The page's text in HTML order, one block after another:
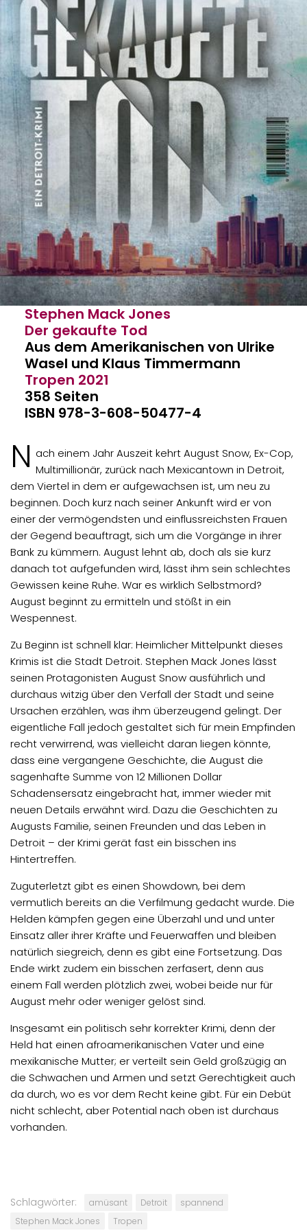
Stephen Mack Jones
Der gekaufte Tod
Aus dem Amerikanischen von Ulrike
Wasel und Klaus Timmermann
Tropen 2021
358 Seiten
ISBN 978-3-608-50477-4
N ach einem Jahr Auszeit kehrt August Snow, Ex-Cop,
Multimillionär, zurück nach Mexicantown in Detroit,
dem Viertel in dem er aufgewachsen ist, um neu zu
beginnen. Doch kurz nach seiner Ankunft wird er von
einer der vermögendsten und einflussreichsten Frauen
der Gegend beauftragt, sich um die Vorgänge in ihrer
Bank zu kümmern. August lehnt ab, doch als sie kurz
danach tot aufgefunden wird, lässt ihm sein schlechtes
Gewissen keine Ruhe. War es wirklich Selbstmord?
August beginnt zu ermitteln und stößt in ein
Wespennest.
Zu Beginn ist schnell klar: Heimlicher Mittelpunkt dieses
Krimis ist die Stadt Detroit. Stephen Mack Jones lässt
seinen Protagonisten August Snow ausführlich und
durchaus witzig über den Verfall der Stadt und seine
Ursachen erzählen, was ihm überzeugend gelingt. Der
eigentliche Fall jedoch gestaltet sich für mein Empfinden
recht verwirrend, was vielleicht daran liegen könnte,
dass eine vergangene Geschichte, die August die
sagenhafte Summe von 12 Millionen Dollar
Schadensersatz eingebracht hat, immer wieder mit
neuen Details erwähnt wird. Dazu die Geschichten zu
Augusts Familie, seinen Freunden und das Leben in
Detroit – der Krimi gerät fast ein bisschen ins
Hintertreffen.
Zuguterletzt gibt es einen Showdown, bei dem
vermutlich bereits an die Verfilmung gedacht wurde. Die
Helden kämpfen gegen eine Überzahl und und unter
Einsatz aller ihrer Kräfte und Feuerwaffen und bleiben
natürlich siegreich, denn es gibt eine Fortsetzung. Das
Ende wirkt zudem ein bisschen zerfasert, denn aus
einem Fall werden plötzlich zwei, wobei beide nur für
August mehr oder weniger gelöst sind.
Insgesamt ein politisch sehr korrekter Krimi, denn der
Held hat einen afroamerikanischen Vater und eine
mexikanische Mutter; er verteilt sein Geld großzügig an
die Schwachen und Armen und setzt Gerechtigkeit auch
da durch, wo es vor dem Recht keine gibt. Für ein Debüt
nicht schlecht, aber Potential nach oben ist durchaus
vorhanden.
Schlagwörter: amüsant Detroit
spannend
Stephen Mack Jones
Tropen